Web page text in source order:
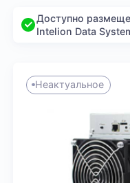
Доступно
Intelion Data
Неактуальное